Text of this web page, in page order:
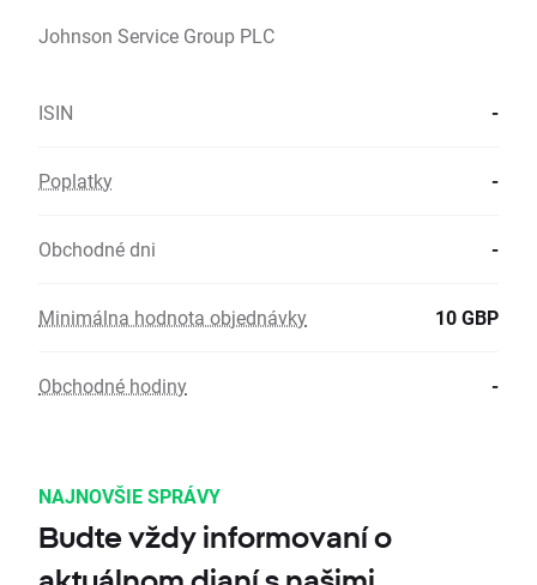
Johnson Service Group PLC
ISIN -
Poplatky -
Obchodné dni -
Minimálna hodnota objednávky 10 GBP
Obchodné hodiny -
NAJNOVŠIE SPRÁVY
Budte vždy informovaní o